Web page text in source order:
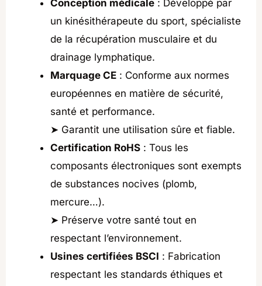
Conception médicale : Développé par
un kinésithérapeute du sport, spécialiste
de la récupération musculaire et du
drainage lymphatique.
Marquage CE : Conforme aux normes
européennes en matière de sécurité,
santé et performance.
➤ Garantit une utilisation sûre et fiable.
Certification RoHS : Tous les
composants électroniques sont exempts
de substances nocives (plomb,
mercure…).
➤ Préserve votre santé tout en
respectant l’environnement.
Usines certifiées BSCI : Fabrication
respectant les standards éthiques et